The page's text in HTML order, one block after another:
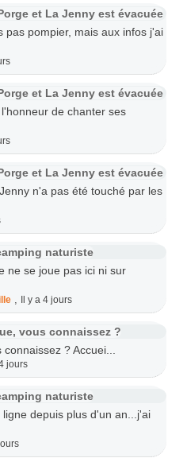
et La Jenny est évacuée
pas pompier, mais aux infos j'ai
et La Jenny est évacuée
de chanter ses
et La Jenny est évacuée
n'a pas été touché par les
naturiste
ne se joue pas ici ni sur
Il y a 4 jours
vous connaissez ?
? Accuei...
jours
naturiste
depuis plus d'un an...j'ai